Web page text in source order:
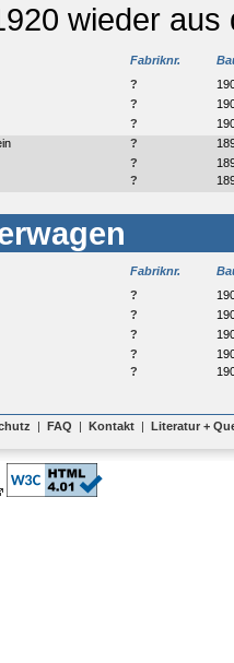
wieder aus
Fabriknr.
?
?
?
?
?
?
Fabriknr.
?
?
?
?
?
| FAQ | Kontakt | Literatur +